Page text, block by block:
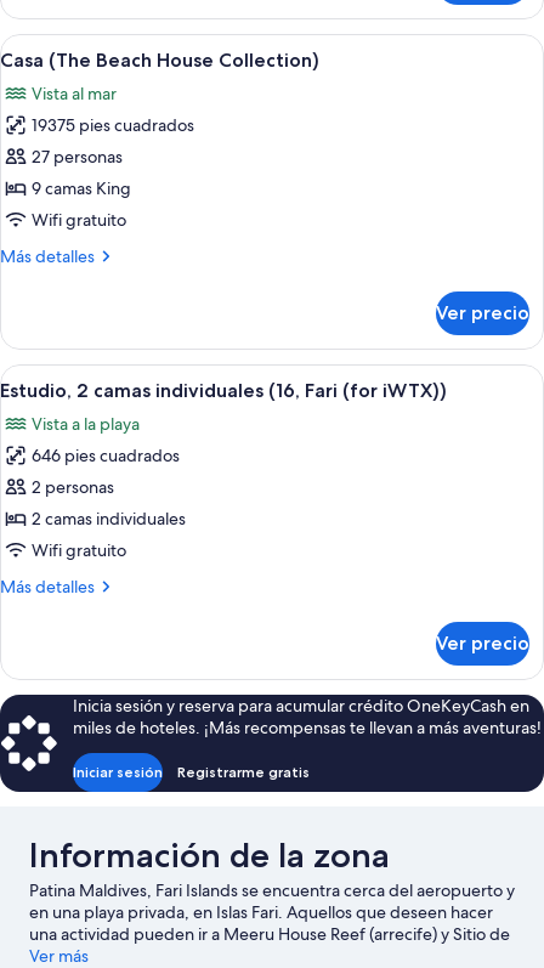
Twin)
1
habitación
(08,
Water
Pool,
Twin)
Abrir
todas
las
fotos
de
Casa
(The
House
Propiedad frente a la playa con un
7
Casa (The Beach House Collection)
Vista al mar
19375 pies cuadrados
27 personas
9 camas King
Wifi gratuito
Más detalles
Más
(The
Beach
House
Ver precio
Abrir
todas
las
fotos
de
Estudio,
2
individuales
(for
iWTX))
Un dormitorio moderno con una
4
Estudio, 2 camas individuales (16, Fari (for iWTX))
Vista a la playa
646 pies cuadrados
2 personas
2 camas individuales
Wifi gratuito
Más detalles
Más
2
camas
individuales
(16,
Fari
(for
Ver precio
Inicia sesión y reserva para acumular crédito OneKeyCash en
miles de hoteles. ¡Más recompensas te llevan a más aventuras!
Iniciar sesión Registrarme gratis
Información de la zona
Patina Maldives, Fari Islands se encuentra cerca del aeropuerto y
en una playa privada, en Islas Fari. Aquellos que deseen hacer
una actividad pueden ir a Meeru House Reef (arrecife) y Sitio de
buceo Madivaru Beyru, mientras que quienes quieran apreciar
Ver más